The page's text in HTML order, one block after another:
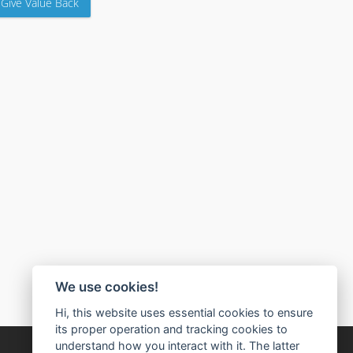
We use cookies!
Hi, this website uses essential cookies to ensure
its proper operation and tracking cookies to
understand how you interact with it. The latter